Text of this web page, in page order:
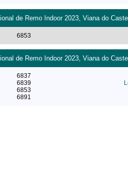
de Remo Indoor 2023, Viana do
6853
de Remo Indoor 2023, Viana do
6837
6839
6853
6891